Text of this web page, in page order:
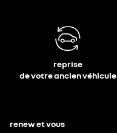
reprise
de votre ancien véhicule
renew et vous